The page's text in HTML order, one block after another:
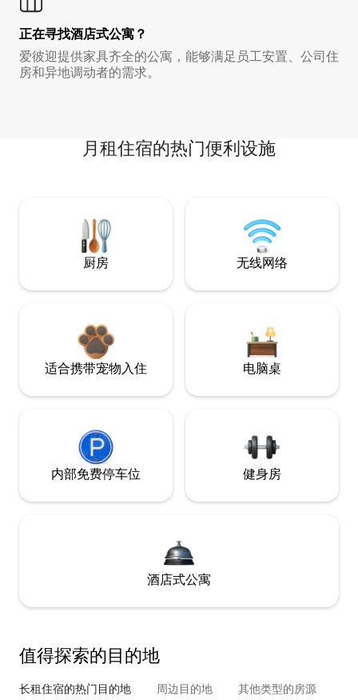
正在寻找酒店式公寓？
爱彼迎提供家具齐全的公寓，能够满足员工安置、公司住
房和异地调动者的需求。
月租住宿的热门便利设施
厨房 无线网络
适合携带宠物入住 电脑桌
内部免费停车位 健身房
酒店式公寓
值得探索的目的地
长租住宿的热门目的地 周边目的地 其他类型的房源